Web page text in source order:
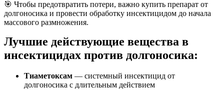
🎯 Чтобы предотвратить потери, важно купить препарат от
долгоносика и провести обработку инсектицидом до начала
массового размножения.
Лучшие действующие вещества в
инсектицидах против долгоносика:
Тиаметоксам — системный инсектицид от
долгоносика с длительным действием